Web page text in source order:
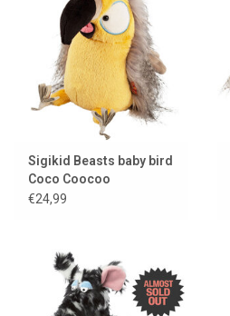
Sigikid Beasts baby bird
Coco Coocoo
€24,99